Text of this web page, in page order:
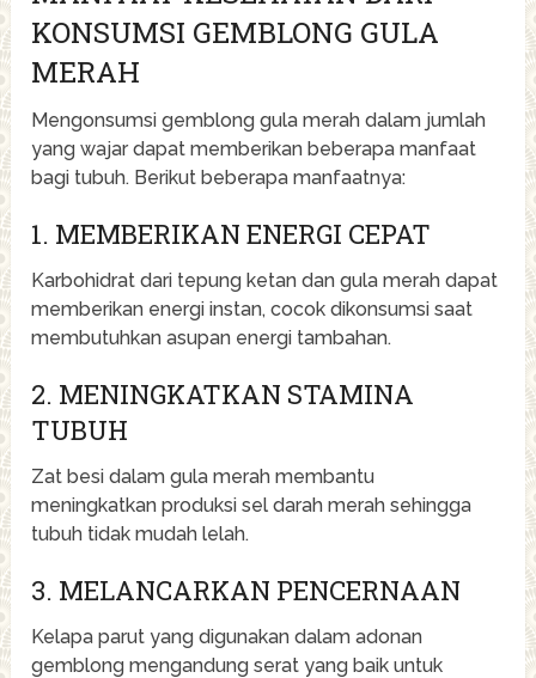
KONSUMSI GEMBLONG GULA
MERAH
Mengonsumsi gemblong gula merah dalam jumlah
yang wajar dapat memberikan beberapa manfaat
bagi tubuh. Berikut beberapa manfaatnya:
1. MEMBERIKAN ENERGI CEPAT
Karbohidrat dari tepung ketan dan gula merah dapat
memberikan energi instan, cocok dikonsumsi saat
membutuhkan asupan energi tambahan.
2. MENINGKATKAN STAMINA
TUBUH
Zat besi dalam gula merah membantu
meningkatkan produksi sel darah merah sehingga
tubuh tidak mudah lelah.
3. MELANCARKAN PENCERNAAN
Kelapa parut yang digunakan dalam adonan
gemblong mengandung serat yang baik untuk